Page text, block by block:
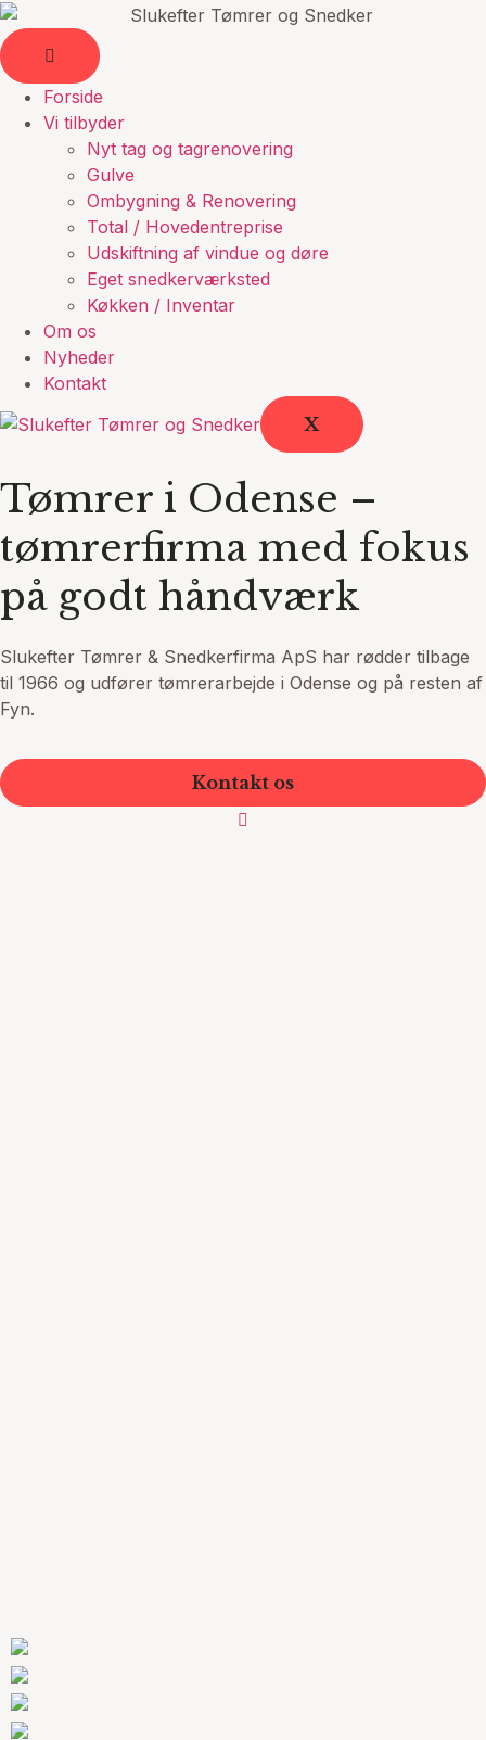
Forside
Vi tilbyder
Nyt tag og tagrenovering
Gulve
Ombygning & Renovering
Total / Hovedentreprise
Udskiftning af vindue og døre
Eget snedkerværksted
Køkken / Inventar
Om os
Nyheder
Kontakt
X
Tømrer i Odense –
tømrerfirma med fokus
på godt håndværk
Slukefter Tømrer & Snedkerfirma ApS har rødder tilbage
til 1966 og udfører tømrerarbejde i Odense og på resten af
Fyn.
Kontakt os